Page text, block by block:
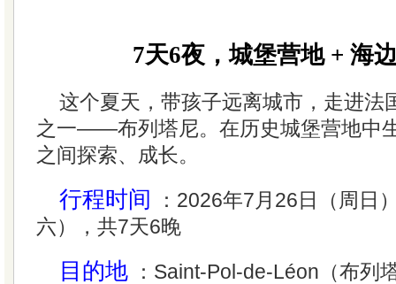
7天6夜，城堡营地 + 海
这个夏天，带孩子远离城市，走进法
之一——布列塔尼。在历史城堡营地中
之间探索、成长。
行程时间
：2026年7月26日（周日
六），共7天6晚
目的地 ：Saint-Pol-de-Léon（布列